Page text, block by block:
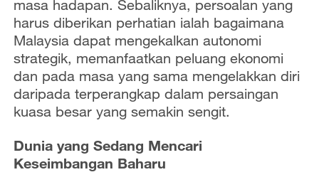
masa hadapan. Sebaliknya, persoalan yang
harus diberikan perhatian ialah bagaimana
Malaysia dapat mengekalkan autonomi
strategik, memanfaatkan peluang ekonomi
dan pada masa yang sama mengelakkan diri
daripada terperangkap dalam persaingan
kuasa besar yang semakin sengit.
Dunia yang Sedang Mencari
Keseimbangan Baharu